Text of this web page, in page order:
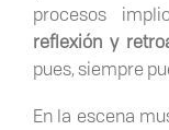
procesos
reflexión y
pues, siempre
En la escena